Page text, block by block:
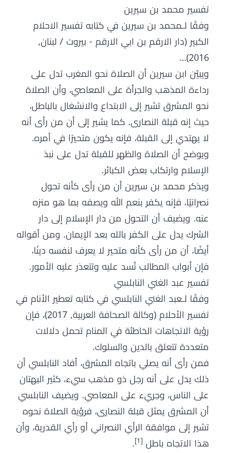
تفسير محمد بن سيرين
وفقًا لـمحمد بن سيرين في كتابه تفسير الاحلام
الكبير (دار الارقم بن ابي الارقم - بيروت / لبنان,
2016)…
ويبيّن ابن سيرين أن الصلاة نحو المغرب تدل على
رداءة المذهب والجرأة على المعاصي، وأن الصلاة
نحو المشرق تشير إلى الابتداع والانشغال بالباطل،
حيث إنه قبلة النصارى. كما يشير إلى أن من رأى أنه
لا يهتدي إلى القبلة، فإنه يكون متحيرًا في أمره.
ويوضح أن الصلاة والظهر للقبلة تدل على نبذ
الإسلام وارتكاب بعض الكبائر.
ويذكر محمد بن سيرين أن من رأى كأنه تحول
نصرانيًا، فإنه يكفر بنعم الله ويصفه بما هو منزه
عنه. ويضيف أن التحول من دار الإسلام إلى دار
الشرك يدل على الكفر بالله بعد الإيمان. ومن أقواله
أيضًا، أن من رأى كأنه متحير لا يعرف لنفسه دينًا،
فإن أبواب المطالب تُسد عليه وتتعذر عليه الأمور.
تفسير عبد الغني النابلسي
وفقًا لـعبد الغني النابلسي في كتابه تعطير الأنام في
تفسير الأحلام (وكالة الصحافة العربية, 2017)، فإن
رؤية الاتجاهات الخاطئة في المنام تحمل دلالات
متعددة تتعلق بالدين والسلوك.
فمن رأى أنه يصلي باتجاه المشرق، أفاد النابلسي أن
ذلك يدل على أنه رجل ذو مذهب سيء، كثير البهتان
على الناس، وجريء على المعاصي. ويضيف النابلسي
أن المشرق يمثل قبلة النصارى، فرؤية الصلاة نحوه
تشير إلى موافقة الرأي النصراني أو رأي القدرية، وأن
هذا الاتجاه باطل [1]
.